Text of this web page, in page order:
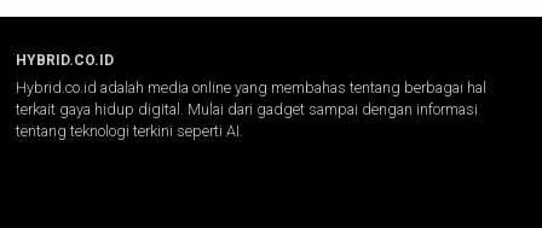
HYBRID.CO.ID
Hybrid.co.id adalah media online yang membahas tentang berbagai hal
terkait gaya hidup digital. Mulai dari gadget sampai dengan informasi
tentang teknologi terkini seperti AI.